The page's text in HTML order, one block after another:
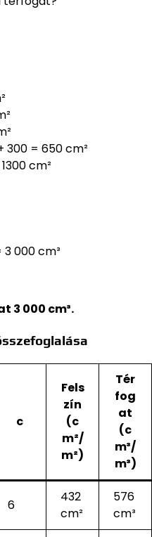
300 = 650 cm²
cm²
3 000 cm³
3 000 cm³.
c
Fels
zín
(c
m²/
m²)
Tér
fog
at
(c
m³/
m³)
6
432
cm²
576
cm³